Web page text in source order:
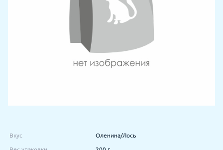
Вкус Оленина/Лось